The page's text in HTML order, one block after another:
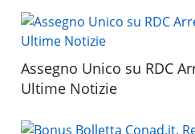
Assegno Unico su RDC
Ultime Notizie